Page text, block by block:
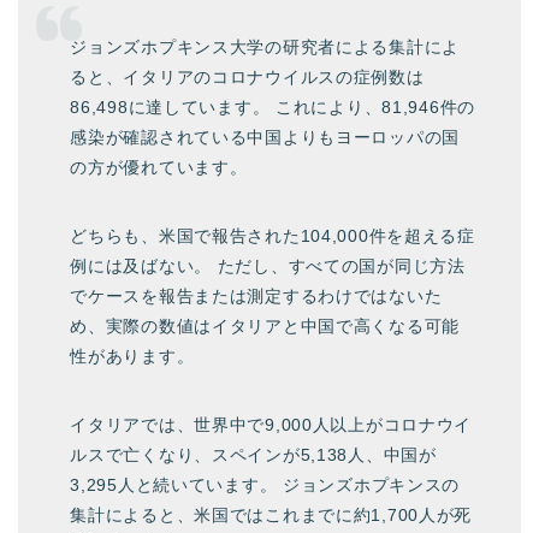
ジョンズホプキンス大学の研究者による集計によ
ると、イタリアのコロナウイルスの症例数は
86,498に達しています。 これにより、81,946件の
感染が確認されている中国よりもヨーロッパの国
の方が優れています。
どちらも、米国で報告された104,000件を超える症
例には及ばない。 ただし、すべての国が同じ方法
でケースを報告または測定するわけではないた
め、実際の数値はイタリアと中国で高くなる可能
性があります。
イタリアでは、世界中で9,000人以上がコロナウイ
ルスで亡くなり、スペインが5,138人、中国が
3,295人と続いています。 ジョンズホプキンスの
集計によると、米国ではこれまでに約1,700人が死